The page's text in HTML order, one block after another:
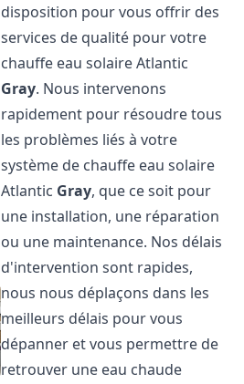
disposition pour vous offrir des
services de qualité pour votre
chauffe eau solaire Atlantic
Gray. Nous intervenons
rapidement pour résoudre tous
les problèmes liés à votre
système de chauffe eau solaire
Atlantic Gray, que ce soit pour
une installation, une réparation
ou une maintenance. Nos délais
d'intervention sont rapides,
nous nous déplaçons dans les
meilleurs délais pour vous
dépanner et vous permettre de
retrouver une eau chaude